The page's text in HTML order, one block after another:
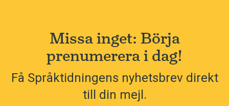
Missa inget: Börja
prenumerera i dag!
Få Språktidningens nyhetsbrev direkt
till din mejl.